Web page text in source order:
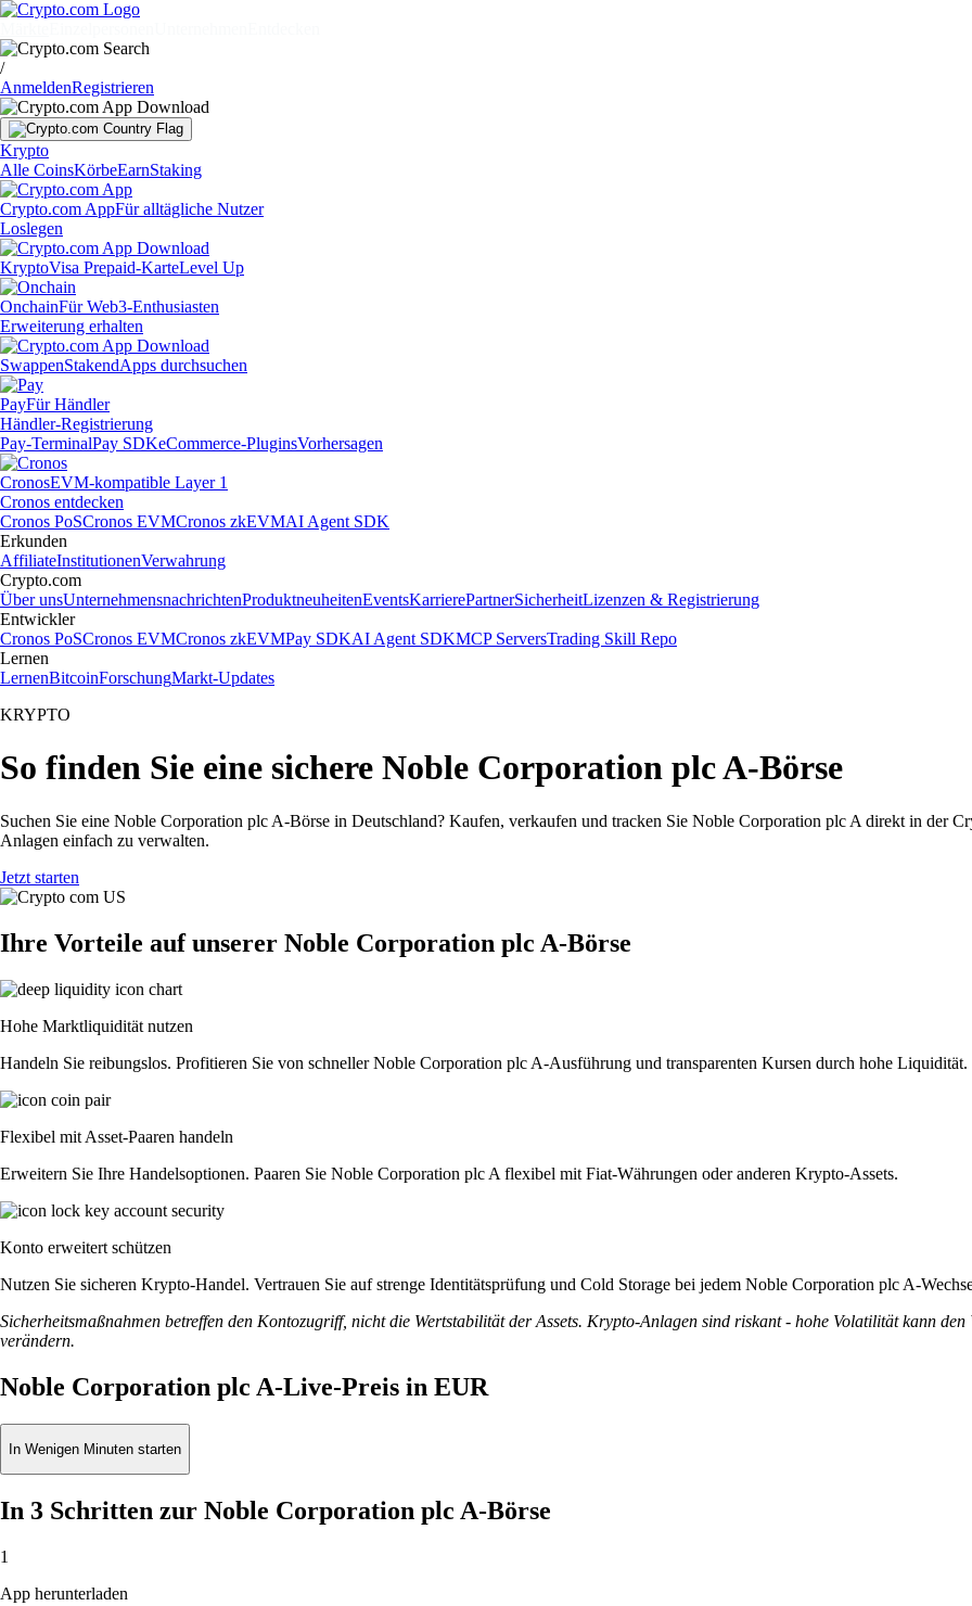
/
AnmeldenRegistrieren
Krypto
Alle CoinsKörbeEarnStaking
Crypto.com AppFür alltägliche Nutzer
Loslegen
KryptoVisa Prepaid-KarteLevel Up
OnchainFür Web3-Enthusiasten
Erweiterung erhalten
SwappenStakendApps durchsuchen
PayFür Händler
Händler-Registrierung
Pay-TerminalPay SDKeCommerce-PluginsVorhersagen
CronosEVM-kompatible Layer 1
Cronos entdecken
Cronos PoSCronos EVMCronos zkEVMAI Agent SDK
Erkunden
AffiliateInstitutionenVerwahrung
Crypto.com
Über unsUnternehmensnachrichtenProduktneuheitenEventsKarrierePartnerSicherheitLizenzen & Registrierung
Entwickler
Cronos PoSCronos EVMCronos zkEVMPay SDKAI Agent SDKMCP ServersTrading Skill Repo
Lernen
LernenBitcoinForschungMarkt-Updates
KRYPTO
So finden Sie eine sichere Noble Corporation plc A-Börse
Suchen Sie eine Noble Corporation plc A-Börse in Deutschland? Kaufen, verkaufen und tracken Sie Noble Corporation plc A direkt in der
Anlagen einfach zu verwalten.
Jetzt starten
Ihre Vorteile auf unserer Noble Corporation plc A-Börse
Hohe Marktliquidität nutzen
Handeln Sie reibungslos. Profitieren Sie von schneller Noble Corporation plc A-Ausführung und transparenten Kursen durch hohe Liquidität.
Flexibel mit Asset-Paaren handeln
Erweitern Sie Ihre Handelsoptionen. Paaren Sie Noble Corporation plc A flexibel mit Fiat-Währungen oder anderen Krypto-Assets.
Konto erweitert schützen
Nutzen Sie sicheren Krypto-Handel. Vertrauen Sie auf strenge Identitätsprüfung und Cold Storage bei jedem Noble Corporation plc A-
Sicherheitsmaßnahmen betreffen den Kontozugriff, nicht die Wertstabilität der Assets. Krypto-Anlagen sind riskant - hohe Volatilität kann den
verändern.
Noble Corporation plc A-Live-Preis in EUR
In Wenigen Minuten starten
In 3 Schritten zur Noble Corporation plc A-Börse
1
App herunterladen